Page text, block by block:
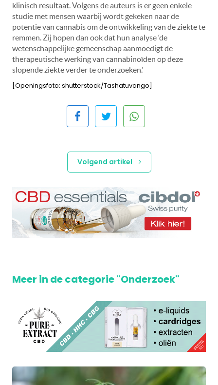
klinisch resultaat. Volgens de auteurs is er geen enkele
studie met mensen waarbij wordt gekeken naar de
potentie van cannabis om de ontwikkeling van de ziekte te
remmen. Zij hopen dan ook dat hun analyse ‘de
wetenschappelijke gemeenschap aanmoedigt de
therapeutische werking van cannabinoïden op deze
slopende ziekte verder te onderzoeken.’
[Openingsfoto: shutterstock/Tashatuvango]
Volgend artikel
Meer in de categorie "Onderzoek"